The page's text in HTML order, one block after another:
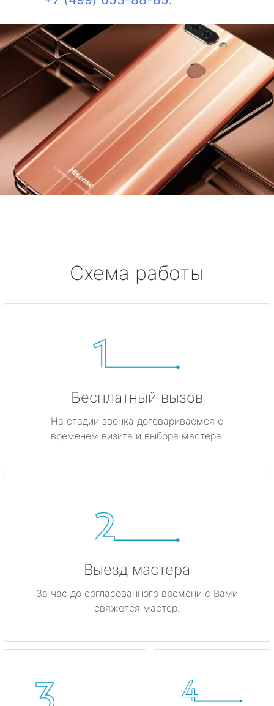
Схема работы
Бесплатный вызов
На стадии звонка договариваемся с
временем визита и выбора мастера.
Выезд мастера
За час до согласованного времени с Вами
свяжется мастер.